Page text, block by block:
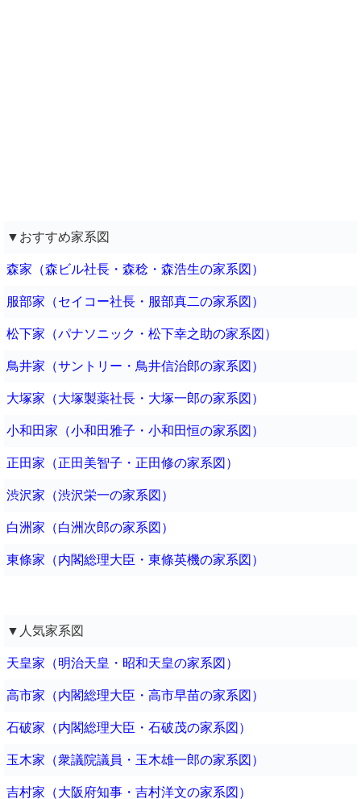
▼おすすめ家系図
森家（森ビル社長・森稔・森浩生の家系図）
服部家（セイコー社長・服部真二の家系図）
松下家（パナソニック・松下幸之助の家系図）
鳥井家（サントリー・鳥井信治郎の家系図）
大塚家（大塚製薬社長・大塚一郎の家系図）
小和田家（小和田雅子・小和田恒の家系図）
正田家（正田美智子・正田修の家系図）
渋沢家（渋沢栄一の家系図）
白洲家（白洲次郎の家系図）
東條家（内閣総理大臣・東條英機の家系図）
▼人気家系図
天皇家（明治天皇・昭和天皇の家系図）
高市家（内閣総理大臣・高市早苗の家系図）
石破家（内閣総理大臣・石破茂の家系図）
玉木家（衆議院議員・玉木雄一郎の家系図）
吉村家（大阪府知事・吉村洋文の家系図）